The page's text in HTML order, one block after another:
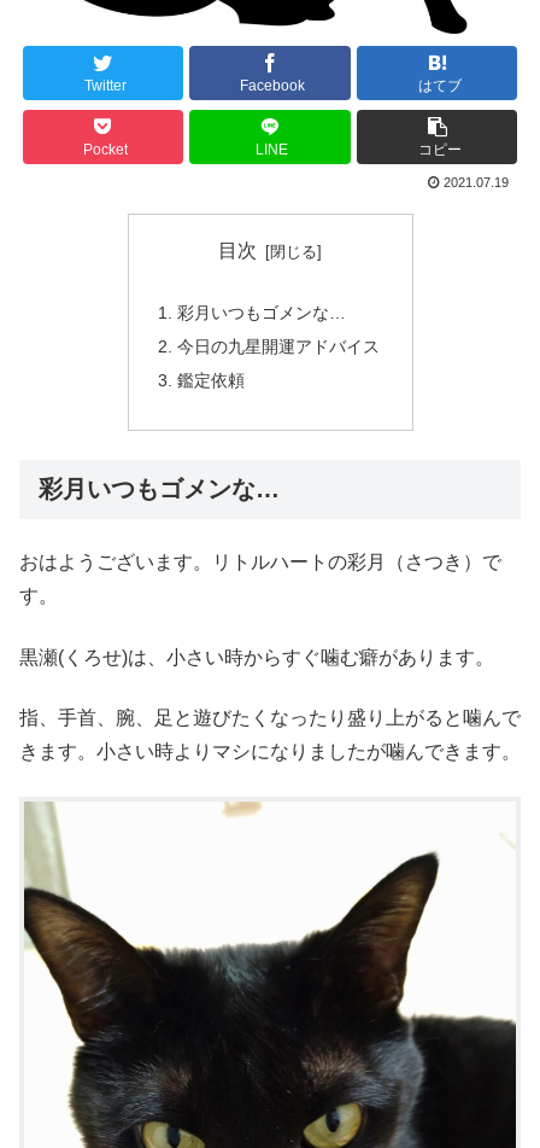
Twitter Facebook はてブ
Pocket LINE コピー
2021.07.19
目次
彩月いつもゴメンな…
今日の九星開運アドバイス
鑑定依頼
彩月いつもゴメンな…
おはようございます。リトルハートの彩月（さつき）で
す。
黒瀬(くろせ)は、小さい時からすぐ噛む癖があります。
指、手首、腕、足と遊びたくなったり盛り上がると噛んで
きます。小さい時よりマシになりましたが噛んできます。